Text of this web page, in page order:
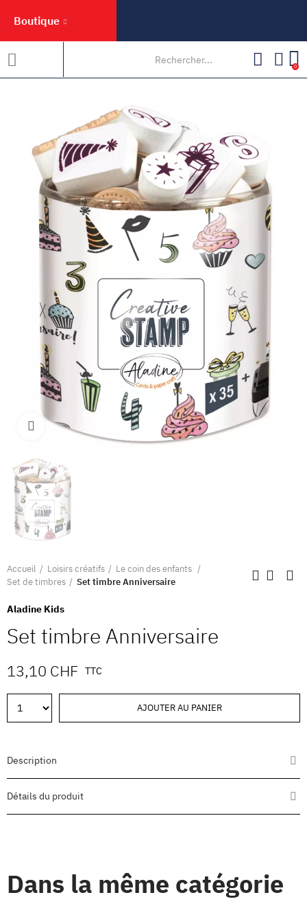
Boutique
0
Clique pour élargir
Accueil Loisirs créatifs
Le coin des enfants
Set de timbres
Set timbre Anniversaire
Aladine Kids
Set timbre Anniversaire
13,10 CHF TTC
AJOUTER AU PANIER
Description
Détails du produit
Dans la même catégorie